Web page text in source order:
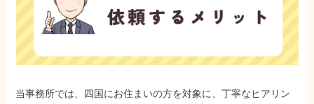
当事務所では、四国にお住まいの方を対象に、丁寧なヒアリン